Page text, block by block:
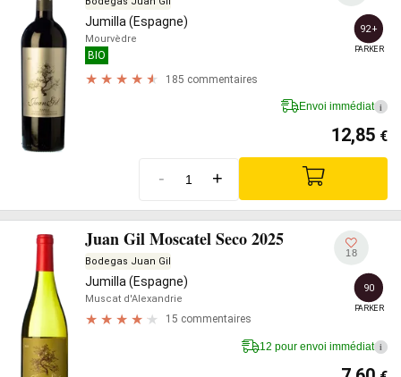
Jumilla (Espagne)
Mourvèdre
BIO
185 commentaires
92+
PARKER
Envoi immédiat i
12,85 €
- +
Juan Gil Moscatel Seco 2025
Bodegas Juan Gil
Jumilla (Espagne)
Muscat d'Alexandrie
15 commentaires
18
90
PARKER
12 pour envoi immédiat i